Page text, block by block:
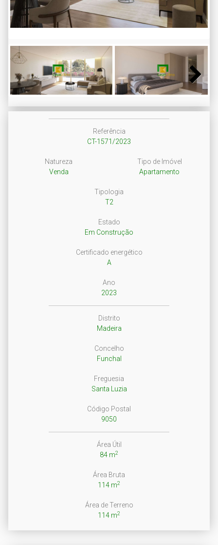
Next
Referência
CT-1571/2023
Natureza
Venda
Tipo de Imóvel
Apartamento
Tipologia
T2
Estado
Em Construção
Certificado energético
A
Ano
2023
Distrito
Madeira
Concelho
Funchal
Freguesia
Santa Luzia
Código Postal
9050
Área Útil
84 m2
Área Bruta
114 m2
Área de Terreno
114 m2